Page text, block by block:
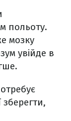
польоту.
мозку
увійде в